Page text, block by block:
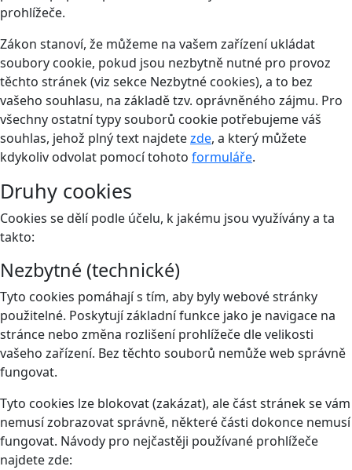
prohlížeče.
Zákon stanoví, že můžeme na vašem zařízení ukládat
soubory cookie, pokud jsou nezbytně nutné pro provoz
těchto stránek (viz sekce Nezbytné cookies), a to bez
vašeho souhlasu, na základě tzv. oprávněného zájmu. Pro
všechny ostatní typy souborů cookie potřebujeme váš
souhlas, jehož plný text najdetezde, a který můžete
kdykoliv odvolat pomocí tohoto formuláře.
Druhy cookies
Cookies se dělí podle účelu, k jakému jsou využívány a ta
takto:
Nezbytné (technické)
Tyto cookies pomáhají s tím, aby byly webové stránky
použitelné. Poskytují základní funkce jako je navigace na
stránce nebo změna rozlišení prohlížeče dle velikosti
vašeho zařízení. Bez těchto souborů nemůže web správně
fungovat.
Tyto cookies lze blokovat (zakázat), ale část stránek se vám
nemusí zobrazovat správně, některé části dokonce nemusí
fungovat. Návody pro nejčastěji používané prohlížeče
najdete zde: